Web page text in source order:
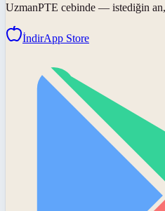
UzmanPTE cebinde — istediğin
İndirApp Store